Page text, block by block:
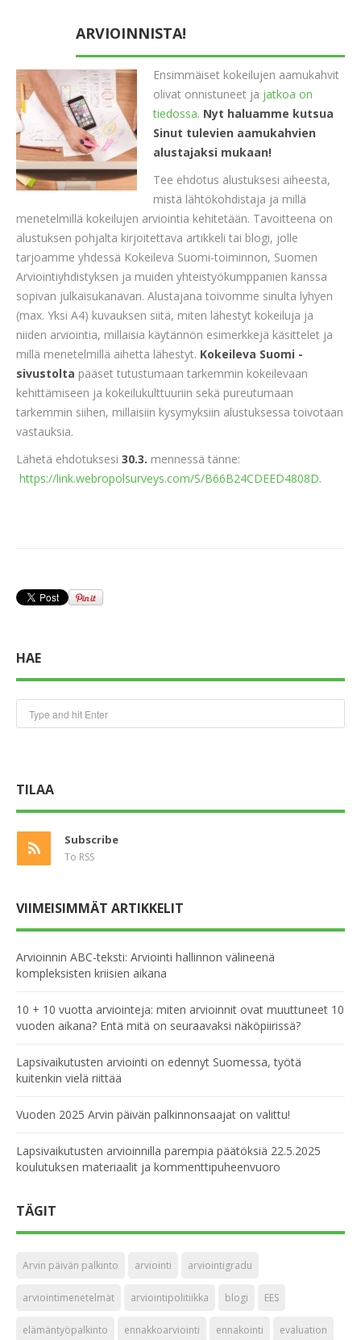
ARVIOINNISTA!
Ensimmäiset kokeilujen aamukahvit
olivat onnistuneet ja jatkoa on
tiedossa. Nyt haluamme kutsua
Sinut tulevien aamukahvien
alustajaksi mukaan!
Tee ehdotus alustuksesi aiheesta,
mistä lähtökohdistaja ja millä
menetelmillä kokeilujen arviointia kehitetään. Tavoitteena on
alustuksen pohjalta kirjoitettava artikkeli tai blogi, jolle
tarjoamme yhdessä Kokeileva Suomi-toiminnon, Suomen
Arviointiyhdistyksen ja muiden yhteistyökumppanien kanssa
sopivan julkaisukanavan. Alustajana toivomme sinulta lyhyen
(max. Yksi A4) kuvauksen siitä, miten lähestyt kokeiluja ja
niiden arviointia, millaisia käytännön esimerkkejä käsittelet ja
millä menetelmillä aihetta lähestyt. Kokeileva Suomi -
sivustolta pääset tutustumaan tarkemmin kokeilevaan
kehittämiseen ja kokeilukulttuuriin sekä pureutumaan
tarkemmin siihen, millaisiin kysymyksiin alustuksessa toivotaan
vastauksia.
Lähetä ehdotuksesi 30.3. mennessä tänne:
https://link.webropolsurveys.com/S/B66B24CDEED4808D.
HAE
TILAA
Subscribe
To RSS
VIIMEISIMMÄT ARTIKKELIT
Arvioinnin ABC-teksti: Arviointi hallinnon välineenä
kompleksisten kriisien aikana
10 + 10 vuotta arviointeja: miten arvioinnit ovat muuttuneet 10
vuoden aikana? Entä mitä on seuraavaksi näköpiirissä?
Lapsivaikutusten arviointi on edennyt Suomessa, työtä
kuitenkin vielä riittää
Vuoden 2025 Arvin päivän palkinnonsaajat on valittu!
Lapsivaikutusten arvioinnilla parempia päätöksiä 22.5.2025
koulutuksen materiaalit ja kommenttipuheenvuoro
TÄGIT
Arvin päivän palkinto arviointi arviointigradu
arviointimenetelmät arviointipolitiikka blogi EES
elämäntyöpalkinto ennakkoarviointi ennakointi evaluation